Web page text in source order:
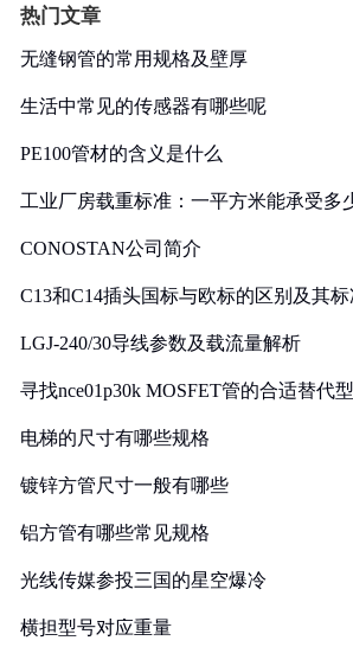
热门文章
无缝钢管的常用规格及壁厚
生活中常见的传感器有哪些呢
PE100管材的含义是什么
工业厂房载重标准：一平方米能承受多
CONOSTAN公司简介
C13和C14插头国标与欧标的区别及其
LGJ-240/30导线参数及载流量解析
寻找nce01p30k MOSFET管的合适替代
电梯的尺寸有哪些规格
镀锌方管尺寸一般有哪些
铝方管有哪些常见规格
光线传媒参投三国的星空爆冷
横担型号对应重量